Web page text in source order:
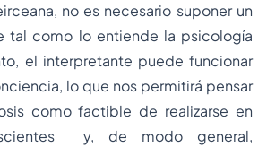
no es necesario suponer un
tal como lo entiende la psicología
el interpretante puede funcionar
lo que nos permitirá pensar
como factible de realizarse en
y, de modo general,